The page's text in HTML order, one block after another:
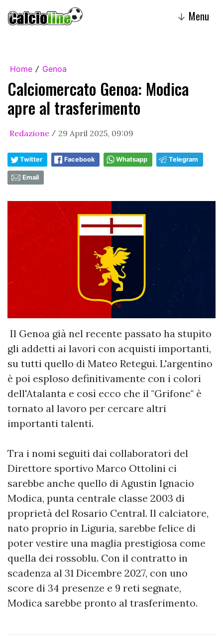
↓ Menu
Home / Genoa
Calciomercato Genoa: Modica
apre al trasferimento
Redazione / 29 April 2025, 09:09
Twitter Facebook Whatsapp Telegram
Email
Il Genoa già nel recente passato ha stupito
gli addetti ai lavori con acquisti importanti,
su tutti quello di Mateo Retegui. L'argentino
è poi esploso definitivamente con i colori
dell'Atalanta e così ecco che il "Grifone" è
tornato al lavoro per cercare altri
importanti talenti.
Tra i nomi seguiti dai collaboratori del
Direttore sportivo Marco Ottolini ci
sarebbe anche quello di Agustin Ignacio
Modica, punta centrale classe 2003 di
proprietà del Rosario Central. Il calciatore,
nato proprio in Liguria, sarebbe felice di
poter vestire una maglia prestigiosa come
quella dei rossoblu. Con il contratto in
scadenza al 31 Dicembre 2027, con uno
score di 34 presenze e 9 reti segnate,
Modica sarebbe pronto al trasferimento.